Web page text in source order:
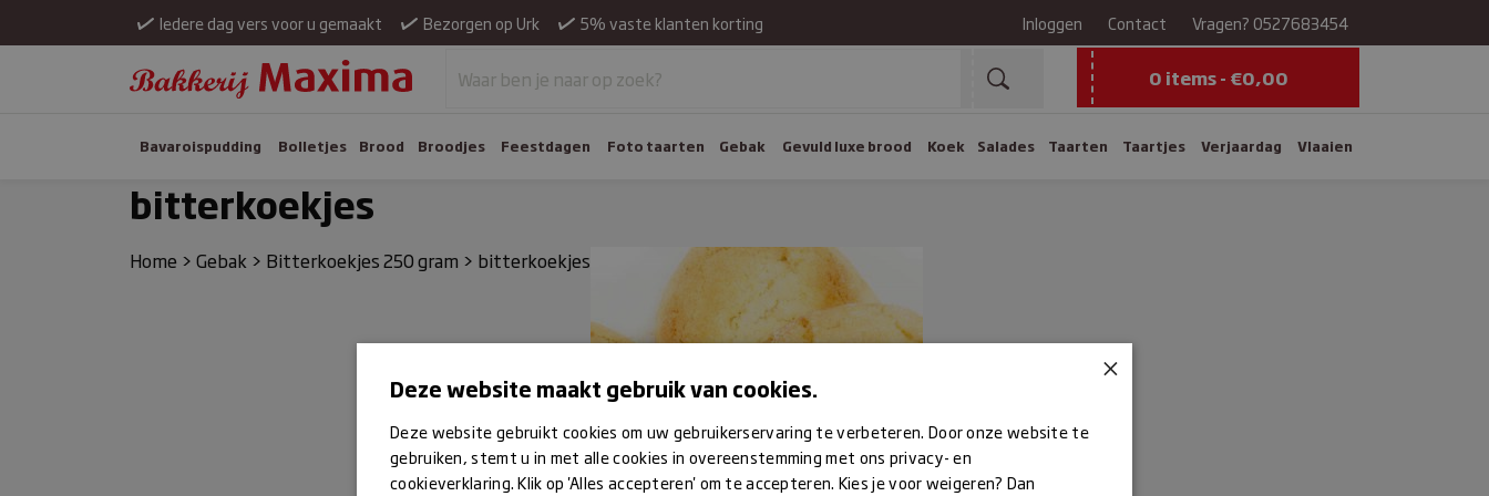
Iedere dag vers voor u gemaakt Bezorgen op Urk 5% vaste klanten korting Inloggen Contact Vragen? 0527683454
0 items - €0,00
Bavaroispudding Bolletjes Brood Broodjes Feestdagen Foto taarten Gebak Gevuld luxe brood Koek Salades Taarten Taartjes Verjaardag Vlaaien
bitterkoekjes
Home > Gebak > Bitterkoekjes 250 gram > bitterkoekjes
×
Deze website maakt gebruik van cookies.
Deze website gebruikt cookies om uw gebruikerservaring te verbeteren. Door onze website te
gebruiken, stemt u in met alle cookies in overeenstemming met ons privacy- en
cookieverklaring. Klik op 'Alles accepteren' om te accepteren. Kies je voor weigeren? Dan